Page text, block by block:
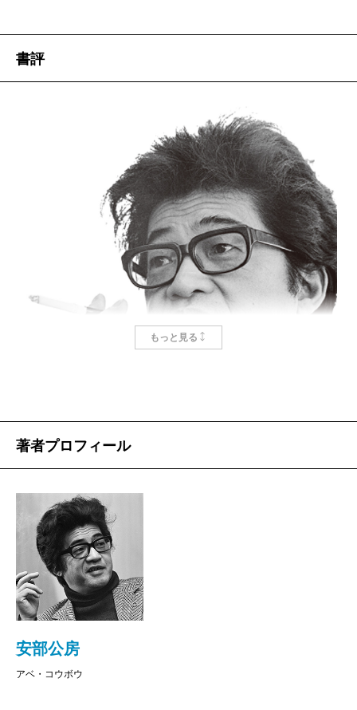
書評
安部公房生誕100年記念 安部公房と私
もっと見る
著者プロフィール
安部公房
アベ・コウボウ